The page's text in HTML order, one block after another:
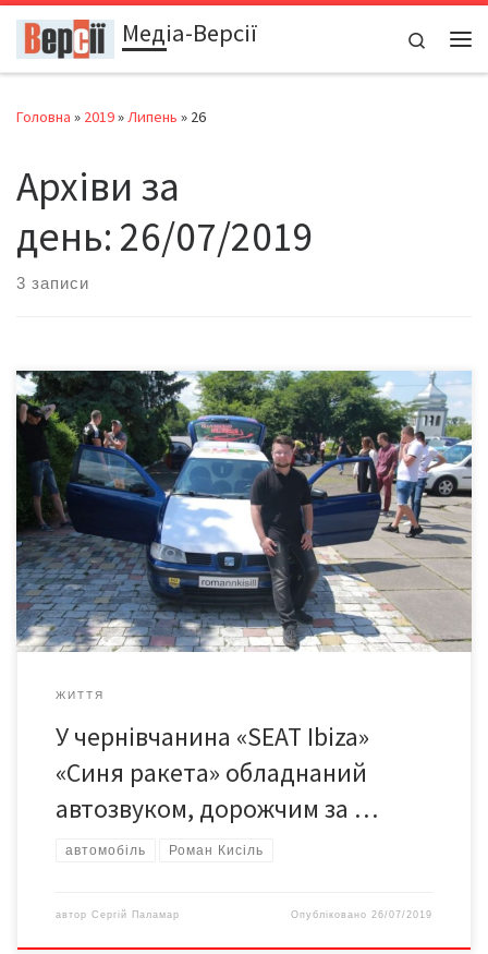
Перейти до вмістуМедіа-Версії
Search
Головна » 2019»Липень » 26
Архіви за
день: 26/07/2019
3 записи
«Це авто для «двіжу», – розповідає про свою «Синю ракету»
22-річний студент Роман КІСІЛЬ із Чернівців. Вартість
звукового обладнання в його «Сіаті» перевищує вартість
самого легковика. Гучність настільки потужна, що з нею можна
влаштувати дискотеку будь-де. Про свій особливий
автомобіль та захоплення автозвуком Роман розповів
журналістці Kitsman.city Ользі КУЛЬКО . […]
ЖИТТЯ
У чернівчанина «SEAT Ibiza»
«Синя ракета» обладнаний
автозвуком, дорожчим за …
автомобіль Роман Кисіль
автор Сергій Паламар Опубліковано 26/07/2019